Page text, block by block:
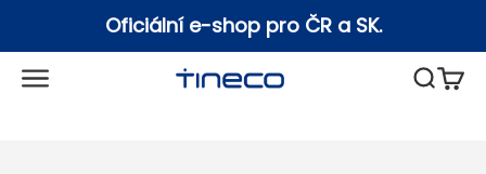
Přejít na obsahOficiální e-shop pro ČR a SK.
Tineco
Otevřít navigační menu Otevřít